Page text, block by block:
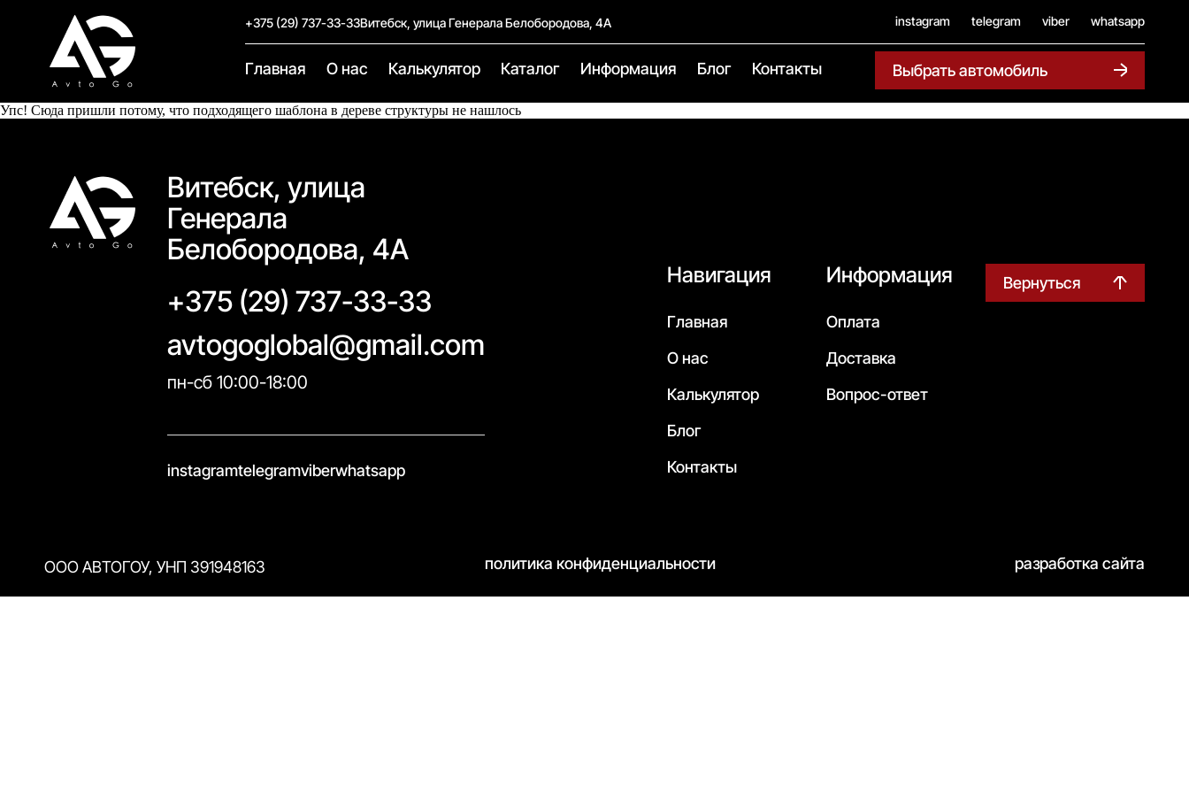
+375 (29) 737-33-33Витебск, улица Генерала Белобородова, 4А instagram telegram viber whatsapp
Главная О нас Калькулятор Каталог Информация Блог Контакты Выбрать автомобиль
Упс! Сюда пришли потому, что подходящего шаблона в дереве структуры не нашлось
Витебск, улица
Генерала
Белобородова, 4А
+375 (29) 737-33-33
avtogoglobal@gmail.com
пн-сб 10:00-18:00
instagramtelegramviberwhatsapp
Навигация
Главная
О нас
Калькулятор
Блог
Контакты
Информация
Оплата
Доставка
Вопрос-ответ
Вернуться
ООО АВТОГОУ, УНП 391948163 политика конфиденциальности разработка сайта